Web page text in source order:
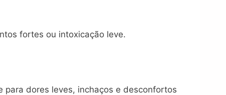
fortes ou intoxicação leve.
dores leves, inchaços e desconfortos